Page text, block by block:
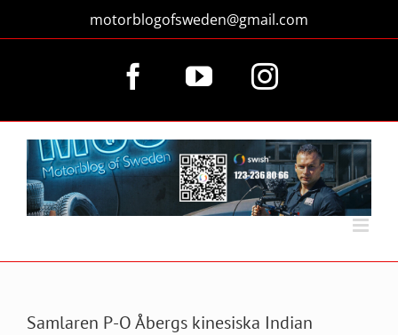
innehållet
motorblogofsweden@gmail.com
FacebookYouTubeInstagram
Samlaren P-O Åbergs kinesiska Indian